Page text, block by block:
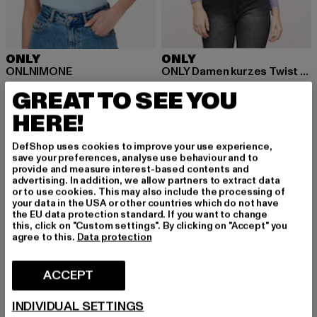
ONLY
ONLNIMONE
5,98 EUR
Ajankohtainen hinta: 5,98 EUR
12,99 EURKampanjahinta: 12,99 EUR
ONLY
ONLY Damen kurzes Twist Top
8,05 EUR
Ajankohtainen hinta: 8,05 EUR
12,99 EURKampanjahinta:
-31% -48%
GREAT TO SEE YOU
HERE!
DefShop uses cookies to improve your use experience,
save your preferences, analyse use behaviour and to
provide and measure interest-based contents and
advertising. In addition, we allow partners to extract data
or to use cookies. This may also include the processing of
your data in the USA or other countries which do not have
the EU data protection standard. If you want to change
this, click on "Custom settings". By clicking on "Accept" you
agree to this. Data protection
ACCEPT
INDIVIDUAL SETTINGS